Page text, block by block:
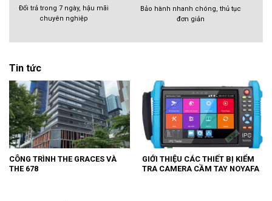
Đổi trả trong 7 ngày, hậu mãi
chuyên nghiệp
Bảo hành nhanh chóng, thủ tục
đơn giản
Tin tức
CÔNG TRÌNH THE GRACES VÀ
THE 678
GIỚI THIỆU CÁC THIẾT BỊ KIỂM
TRA CAMERA CẦM TAY NOYAFA